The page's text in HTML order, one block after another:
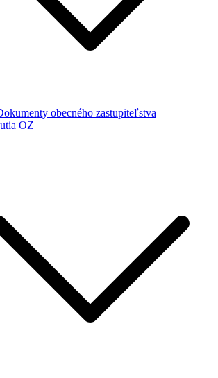
obecného zastupiteľstva
OZ